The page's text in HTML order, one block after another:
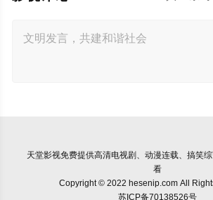
天堂影视免费提供高清电视剧、动漫连载、搞笑
看
Copyright © 2022 hesenip.com All
苏ICP备70138526号